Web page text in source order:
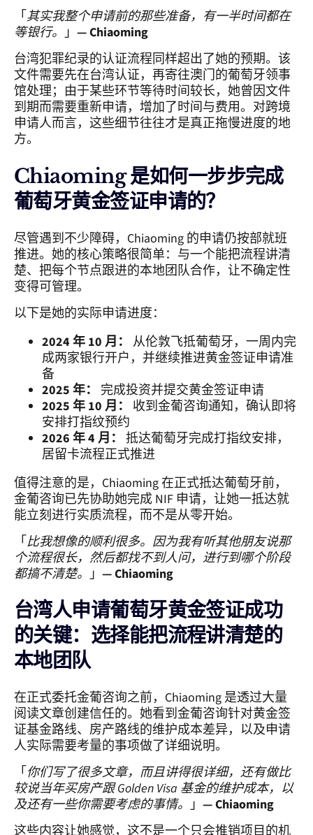
「 其实我整个申请前的那些准备，有一半时间都在
等银行。 」 — Chiaoming
台湾犯罪纪录的认证流程同样超出了她的预期。该
文件需要先在台湾认证，再寄往澳门的葡萄牙领事
馆处理；由于某些环节等待时间较长，她曾因文件
到期而需要重新申请，增加了时间与费用。对跨境
申请人而言，这些细节往往才是真正拖慢进度的地
方。
Chiaoming 是如何一步步完成
葡萄牙黄金签证申请的？
尽管遇到不少障碍，Chiaoming 的申请仍按部就班
推进。她的核心策略很简单：与一个能把流程讲清
楚、把每个节点跟进的本地团队合作，让不确定性
变得可管理。
以下是她的实际申请进度：
2024 年 10 月：
从伦敦飞抵葡萄牙，一周内完
成两家银行开户，并继续推进黄金签证申请准
备
2025 年：
完成投资并提交黄金签证申请
2025 年 10 月：
收到金葡咨询通知，确认即将
安排打指纹预约
2026 年 4 月： 抵达葡萄牙完成打指纹安排，
居留卡流程正式推进
值得注意的是，Chiaoming 在正式抵达葡萄牙前，
金葡咨询已先协助她完成 NIF 申请，让她一抵达就
能立刻进行实质流程，而不是从零开始。
「比我想像的顺利很多。因为我有听其他朋友说那
个流程很长，然后都找不到人问，进行到哪个阶段
都搞不清楚。 」 — Chiaoming
台湾人申请葡萄牙黄金签证成功
的关键：选择能把流程讲清楚的
本地团队
在正式委托金葡咨询之前，Chiaoming 是透过大量
阅读文章创建信任的。她看到金葡咨询针对黄金签
证基金路线、房产路线的维护成本差异，以及申请
人实际需要考量的事项做了详细说明。
「 你们写了很多文章，而且讲得很详细，还有做比
较说当年买房产跟 Golden Visa 基金的维护成本，以
及还有一些你需要考虑的事情。 」 — Chiaoming
这些内容让她感觉，这不是一个只会推销项目的机